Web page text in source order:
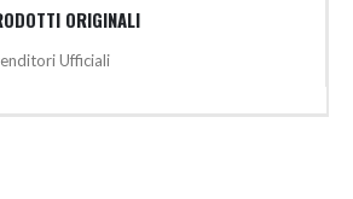
ORIGINALI
Ufficiali